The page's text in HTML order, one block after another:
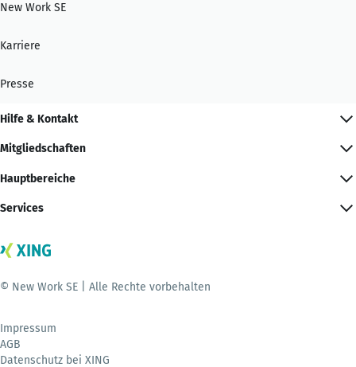
New Work SE
Karriere
Presse
Hilfe & Kontakt
Mitgliedschaften
Hauptbereiche
Services
© New Work SE | Alle Rechte vorbehalten
Impressum
AGB
Datenschutz bei XING